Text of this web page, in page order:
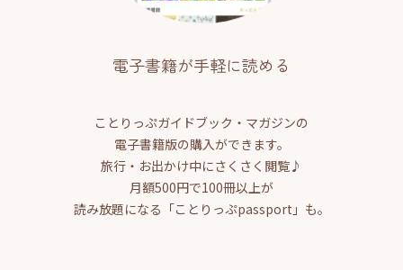
電子書籍が手軽に読める
ことりっぷガイドブック・マガジンの
電子書籍版の購入ができます。
旅行・お出かけ中にさくさく閲覧♪
月額500円で100冊以上が
読み放題になる「ことりっぷpassport」も。